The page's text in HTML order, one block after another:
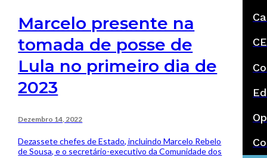
Marcelo presente na
tomada de posse de
Lula no primeiro dia de
2023
Dezembro 14, 2022
Dezassete chefes de Estado, incluindo Marcelo Rebelo
de Sousa, e o secretário-executivo da Comunidade dos